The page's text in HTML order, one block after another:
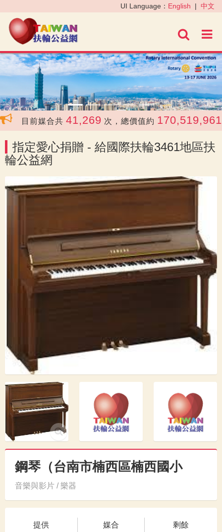
進階
UI Language： English | 中文
‹ ›
目前媒合共 41,269 次，總價值約 170,519,961
指定愛心捐贈 - 給國際扶輪3461地區扶
輪公益網
鋼琴（台南市楠西區楠西國小
音樂與影片 / 樂器
提供 媒合 剩餘